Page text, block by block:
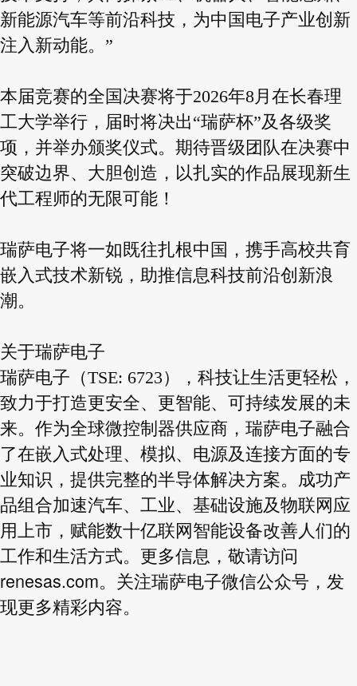
新能源汽车等前沿科技，为中国电子产业创新
注入新动能。”
本届竞赛的全国决赛将于2026年8月在长春理
工大学举行，届时将决出“瑞萨杯”及各级奖
项，并举办颁奖仪式。期待晋级团队在决赛中
突破边界、大胆创造，以扎实的作品展现新生
代工程师的无限可能！
瑞萨电子将一如既往扎根中国，携手高校共育
嵌入式技术新锐，助推信息科技前沿创新浪
潮。
关于瑞萨电子
瑞萨电子（TSE: 6723），科技让生活更轻松，
致力于打造更安全、更智能、可持续发展的未
来。作为全球微控制器供应商，瑞萨电子融合
了在嵌入式处理、模拟、电源及连接方面的专
业知识，提供完整的半导体解决方案。成功产
品组合加速汽车、工业、基础设施及物联网应
用上市，赋能数十亿联网智能设备改善人们的
工作和生活方式。更多信息，敬请访问
renesas.com。关注瑞萨电子微信公众号，发
现更多精彩内容。